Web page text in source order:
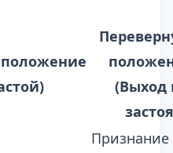
(Выход
Признание